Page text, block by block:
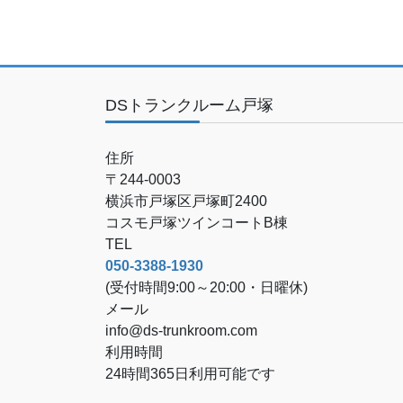
DSトランクルーム戸塚
住所
〒244-0003
横浜市戸塚区戸塚町2400
コスモ戸塚ツインコートB棟
TEL
050-3388-1930
(受付時間9:00～20:00・日曜休)
メール
info@ds-trunkroom.com
利用時間
24時間365日利用可能です